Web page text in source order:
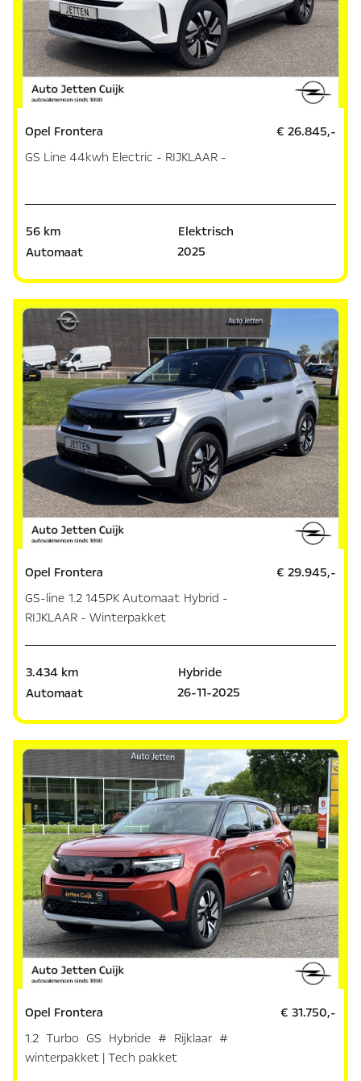
Opel Frontera
GS Line 44kwh Electric - RIJKLAAR -
€ 26.845,-
56 km
Elektrisch
Automaat
2025
Opel Frontera
GS-line 1.2 145PK Automaat Hybrid -
RIJKLAAR - Winterpakket
€ 29.945,-
3.434 km
Hybride
Automaat
26-11-2025
Opel Frontera
1.2 Turbo GS Hybride # Rijklaar #
winterpakket | Tech pakket
€ 31.750,-